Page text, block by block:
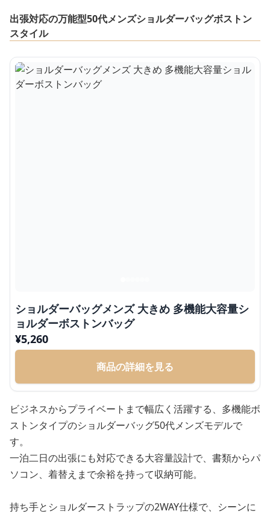
出張対応の万能型50代メンズショルダーバッグボストン
スタイル
ショルダーバッグメンズ 大きめ 多機能大容量シ
ョルダーボストンバッグ
¥5,260
商品の詳細を見る
ビジネスからプライベートまで幅広く活躍する、多機能ボ
ストンタイプのショルダーバッグ50代メンズモデルで
す。
一泊二日の出張にも対応できる大容量設計で、書類からパ
ソコン、着替えまで余裕を持って収納可能。
持ち手とショルダーストラップの2WAY仕様で、シーンに